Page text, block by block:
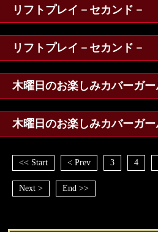
リフトプレイ－セカンド－
リフトプレイ－セカンド－
木曜日のお楽しみカバーガー
木曜日のお楽しみカバーガー
<< Start < Prev 3 4
Next >
End >>